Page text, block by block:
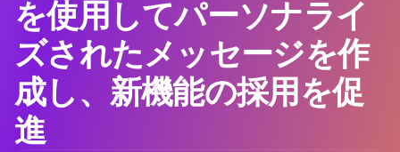
を使用してパーソナライ
ズされたメッセージを作
成し、新機能の採用を促
進